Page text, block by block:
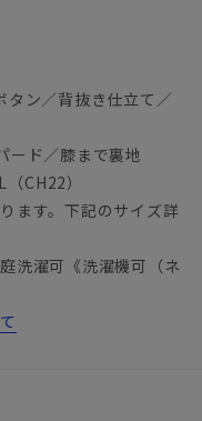
タン／背抜き仕立て／
ード／膝まで裏地
CH22）
ます。下記のサイズ詳
洗濯可《洗濯機可（ネ